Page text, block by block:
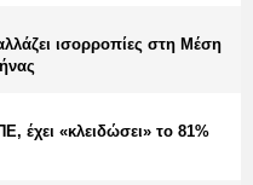
ισορροπίες στη Μέση
έχει «κλειδώσει» το 81%